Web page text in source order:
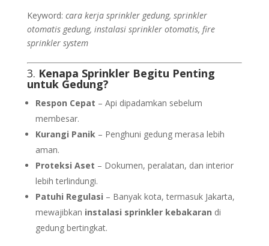
Keyword: cara kerja sprinkler gedung, sprinkler
otomatis gedung, instalasi sprinkler otomatis, fire
sprinkler system
3. Kenapa Sprinkler Begitu Penting
untuk Gedung?
Respon Cepat – Api dipadamkan sebelum
membesar.
Kurangi Panik– Penghuni gedung merasa lebih
aman.
Proteksi Aset – Dokumen, peralatan, dan interior
lebih terlindungi.
Patuhi Regulasi – Banyak kota, termasuk Jakarta,
mewajibkan instalasi sprinkler kebakaran di
gedung bertingkat.